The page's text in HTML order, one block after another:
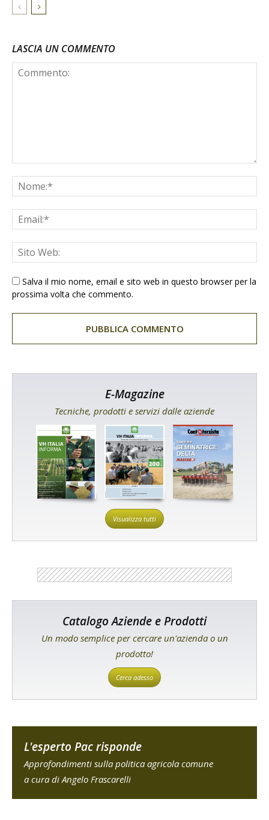
LASCIA UN COMMENTO
Salva il mio nome, email e sito web in questo browser per la
prossima volta che commento.
E-Magazine
Tecniche, prodotti e servizi dalle aziende
Visualizza tutti
Catalogo Aziende e Prodotti
Un modo semplice per cercare un'azienda o un
prodotto!
Cerca adesso
L'esperto Pac risponde
Approfondimenti sulla politica agricola comune
a cura di Angelo Frascarelli